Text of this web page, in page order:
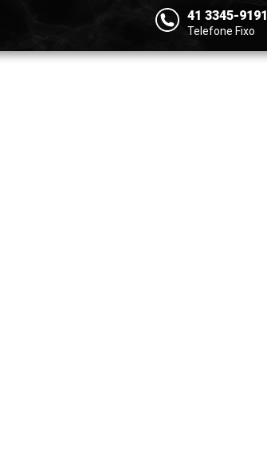
41 3345-9191
Telefone Fixo